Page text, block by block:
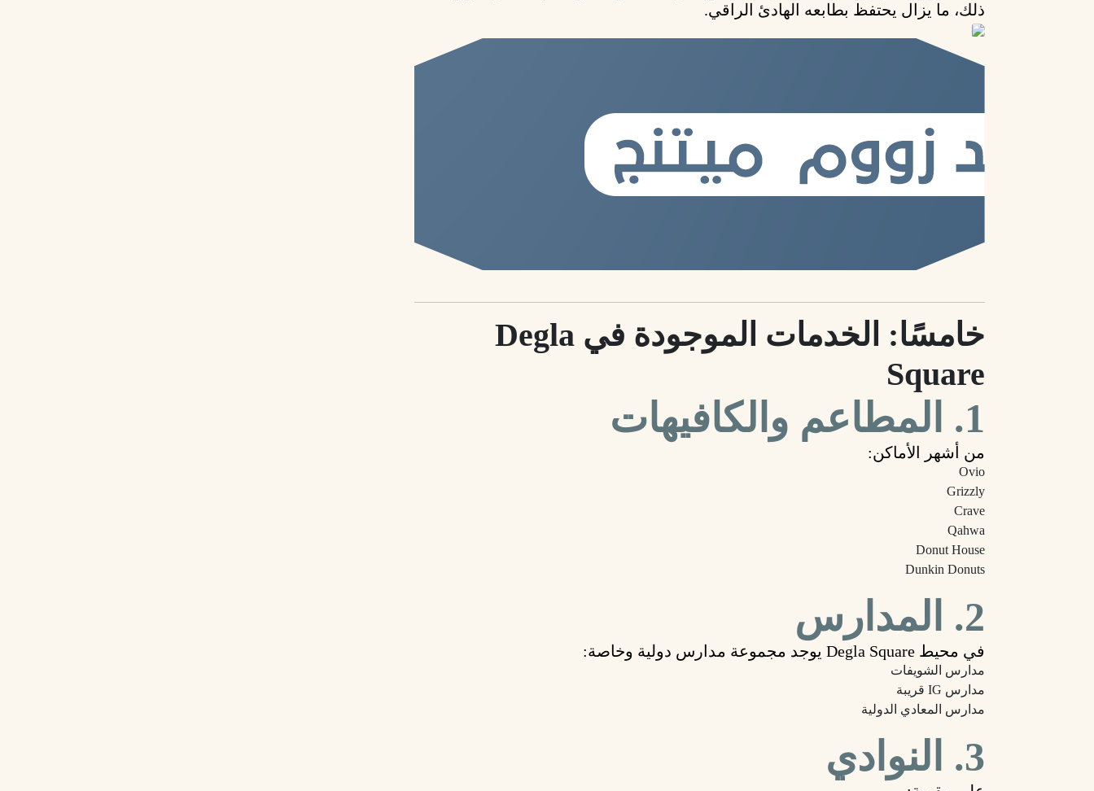
ذلك، ما يزال يحتفظ بطابعه الهادئ الراقي.
خامسًا: الخدمات الموجودة في Degla
Square
1. المطاعم والكافيهات
من أشهر الأماكن:
Ovio
Grizzly
Crave
Qahwa
Donut House
Dunkin Donuts
2. المدارس
في محيط Degla Square يوجد مجموعة مدارس دولية وخاصة:
مدارس الشويفات
مدارس IG قريبة
مدارس المعادي الدولية
3. النوادي